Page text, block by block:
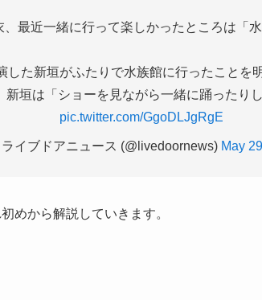
、最近一緒に行って楽しかったところは「水
した新垣がふたりで水族館に行ったことを
新垣は「ショーを見ながら一緒に踊ったり
pic.twitter.com/GgoDLJgRgE
イブドアニュース (@livedoornews) May
めから解説していきます。